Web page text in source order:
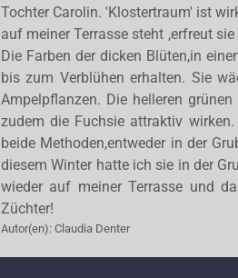
Tochter Carolin. 'Klostertraum' ist
auf meiner Terrasse steht ,erfreut
Die Farben der dicken Blüten,in
bis zum Verblühen erhalten. Sie
Ampelpflanzen. Die helleren
zudem die Fuchsie attraktiv
beide Methoden,entweder in der
diesem Winter hatte ich sie in der
wieder auf meiner Terrasse und
Züchter!
Autor(en): Claudia Denter